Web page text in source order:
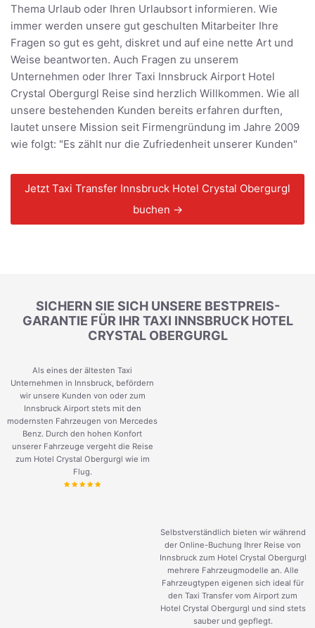
Thema Urlaub oder Ihren Urlaubsort informieren. Wie
immer werden unsere gut geschulten Mitarbeiter Ihre
Fragen so gut es geht, diskret und auf eine nette Art und
Weise beantworten. Auch Fragen zu unserem
Unternehmen oder Ihrer Taxi Innsbruck Airport Hotel
Crystal Obergurgl Reise sind herzlich Willkommen. Wie all
unsere bestehenden Kunden bereits erfahren durften,
lautet unsere Mission seit Firmengründung im Jahre 2009
wie folgt: "Es zählt nur die Zufriedenheit unserer Kunden"
Jetzt Taxi Transfer Innsbruck Hotel Crystal Obergurgl
buchen →
SICHERN SIE SICH UNSERE BESTPREIS-
GARANTIE FÜR IHR TAXI INNSBRUCK HOTEL
CRYSTAL OBERGURGL
Als eines der ältesten Taxi
Unternehmen in Innsbruck, befördern
wir unsere Kunden von oder zum
Innsbruck Airport stets mit den
modernsten Fahrzeugen von Mercedes
Benz. Durch den hohen Konfort
unserer Fahrzeuge vergeht die Reise
zum Hotel Crystal Obergurgl wie im
Flug.
Selbstverständlich bieten wir während
der Online-Buchung Ihrer Reise von
Innsbruck zum Hotel Crystal Obergurgl
mehrere Fahrzeugmodelle an. Alle
Fahrzeugtypen eigenen sich ideal für
den Taxi Transfer vom Airport zum
Hotel Crystal Obergurgl und sind stets
sauber und gepflegt.